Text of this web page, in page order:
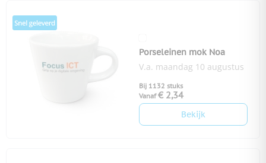
Porseleinen mok Noa
V.a. maandag 10 augustus
Bij 1132 stuks
Vanaf € 2,34
Bekijk